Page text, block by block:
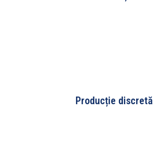
Producție discretă